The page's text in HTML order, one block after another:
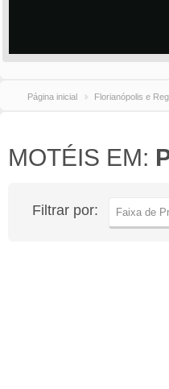
Página inicial Florianópolis e
MOTÉIS EM:
Filtrar por: Faixa de